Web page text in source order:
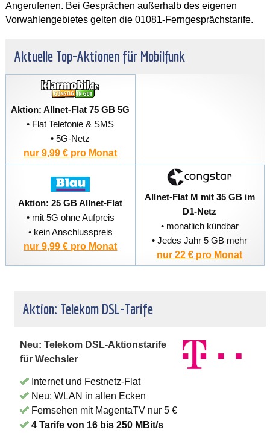
Angerufenen. Bei Gesprächen außerhalb des eigenen
Vorwahlengebietes gelten die 01081-Ferngesprächstarife.
Aktuelle Top-Aktionen für Mobilfunk
Aktion: Allnet-Flat 75 GB 5G
• Flat Telefonie & SMS
• 5G-Netz
nur 9,99 € pro Monat
Aktion: 25 GB Allnet-Flat
• mit 5G ohne Aufpreis
• kein Anschlusspreis
nur 9,99 € pro Monat
Allnet-Flat M mit 35 GB im
D1-Netz
• monatlich kündbar
• Jedes Jahr 5 GB mehr
nur 22 € pro Monat
Aktion: Telekom DSL-Tarife
Neu: Telekom DSL-Aktionstarife
für Wechsler
Internet und Festnetz-Flat
Neu: WLAN in allen Ecken
Fernsehen mit MagentaTV nur 5 €
4 Tarife von 16 bis 250 MBit/s